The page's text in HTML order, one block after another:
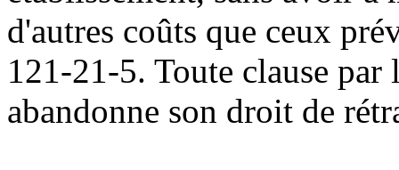
d'autres coûts que ceux
121-21-5. Toute clause
abandonne son droit de